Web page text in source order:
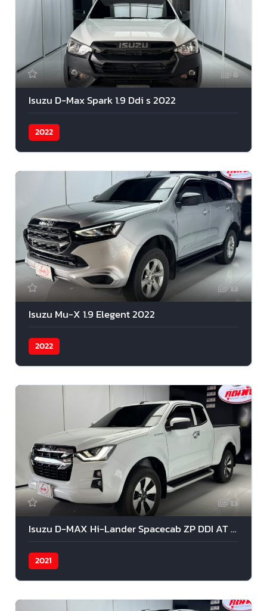
6
Isuzu D-Max Spark 1.9 Ddi s 2022
2022
13
Isuzu Mu-X 1.9 Elegent 2022
2022
13
Isuzu D-MAX Hi-Lander Spacecab ZP DDI AT 2021
2021